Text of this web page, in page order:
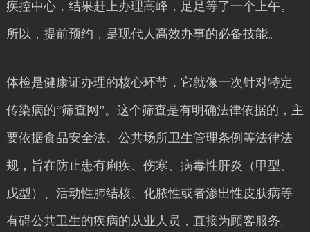
疾控中心，结果赶上办理高峰，足足等了一个上午。
所以，提前预约，是现代人高效办事的必备技能。
体检是健康证办理的核心环节，它就像一次针对特定
传染病的“筛查网”。这个筛查是有明确法律依据的，主
要依据食品安全法、公共场所卫生管理条例等法律法
规，旨在防止患有痢疾、伤寒、病毒性肝炎（甲型、
戊型）、活动性肺结核、化脓性或者渗出性皮肤病等
有碍公共卫生的疾病的从业人员，直接为顾客服务。